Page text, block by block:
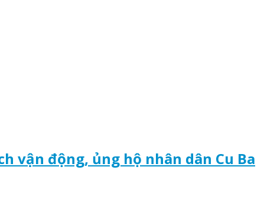
vận động, ủng hộ nhân dân Cu Ba